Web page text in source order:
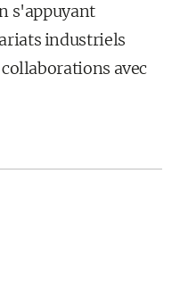
s'appuyant
industriels
avec